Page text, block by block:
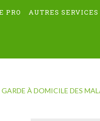
PRO AUTRES SERVICES
À DOMICILE DES